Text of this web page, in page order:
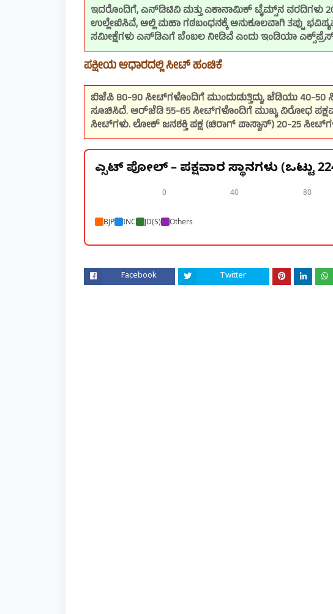
ಇದರೊಂದಿಗೆ, ಎನ್‌ಡಿಟಿವಿ ಮತ್ತು ಎಕಾನಾಮಿಕ್ ಟೈಮ್ಸ್‌ನ ವರದಿಗಳು
ಉಲ್ಲೇಖಿಸಿವೆ, ಅಲ್ಲಿ ಮಹಾ ಗಠಬಂಧನಕ್ಕೆ ಅನುಕೂಲವಾಗಿ ತಪ್ಪು
ಸಮೀಕ್ಷೆಗಳು ಎನ್‌ಡಿಎಗೆ ಬೆಂಬಲ ನೀಡಿವೆ ಎಂದು ಇಂಡಿಯಾ
ಪಕ್ಷೀಯ ಆಧಾರದಲ್ಲಿ ಸೀಟ್ ಹಂಚಿಕೆ
ಬಿಜೆಪಿ 80-90 ಸೀಟ್‌ಗಳೊಂದಿಗೆ ಮುಂದುಡುತ್ತಿದ್ದು, ಜೆಡಿಯು 40-50
ಸೂಚಿಸಿದೆ. ಆರ್‌ಜೆಡಿ 55-65 ಸೀಟ್‌ಗಳೊಂದಿಗೆ ಮುಖ್ಯ ವಿರೋಧ
ಸೀಟ್‌ಗಳು. ಲೋಕ್ ಜನಶಕ್ತಿ ಪಕ್ಷ (ಚಿರಾಗ್ ಪಾಸ್ವಾನ್) 20-25
ಎಕ್ಸಿಟ್ ಪೋಲ್ – ಪಕ್ಷವಾರ ಸ್ಥಾನಗಳು (ಒಟ್ಟು
0 40 80
BJP INC JD(S) Others
Facebook Twitter